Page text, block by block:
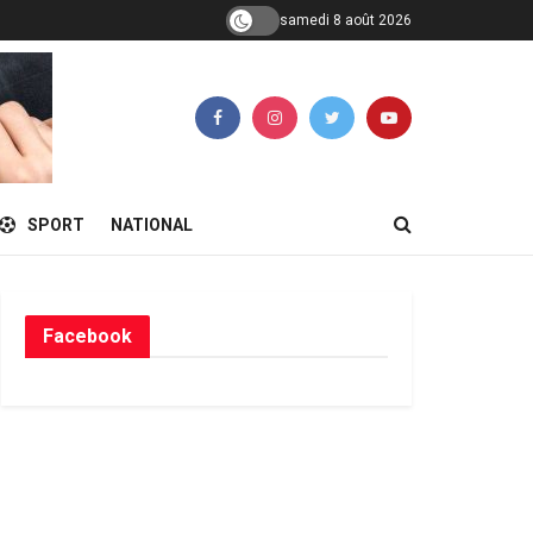
samedi 8 août 2026
SPORT NATIONAL
Facebook